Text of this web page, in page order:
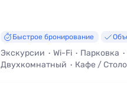
Быстрое бронирование
Экскурсии Wi-Fi Парковка
Двухкомнатный
Кафе /